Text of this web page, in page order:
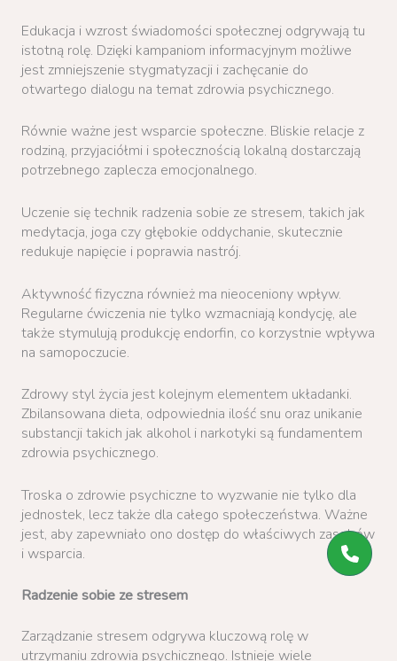
Edukacja i wzrost świadomości społecznej odgrywają tu
istotną rolę. Dzięki kampaniom informacyjnym możliwe
jest zmniejszenie stygmatyzacji i zachęcanie do
otwartego dialogu na temat zdrowia psychicznego.
Równie ważne jest wsparcie społeczne. Bliskie relacje z
rodziną, przyjaciółmi i społecznością lokalną dostarczają
potrzebnego zaplecza emocjonalnego.
Uczenie się technik radzenia sobie ze stresem, takich jak
medytacja, joga czy głębokie oddychanie, skutecznie
redukuje napięcie i poprawia nastrój.
Aktywność fizyczna również ma nieoceniony wpływ.
Regularne ćwiczenia nie tylko wzmacniają kondycję, ale
także stymulują produkcję endorfin, co korzystnie wpływa
na samopoczucie.
Zdrowy styl życia jest kolejnym elementem układanki.
Zbilansowana dieta, odpowiednia ilość snu oraz unikanie
substancji takich jak alkohol i narkotyki są fundamentem
zdrowia psychicznego.
Troska o zdrowie psychiczne to wyzwanie nie tylko dla
jednostek, lecz także dla całego społeczeństwa. Ważne
jest, aby zapewniało ono dostęp do właściwych zasobów
i wsparcia.
Radzenie sobie ze stresem
Zarządzanie stresem odgrywa kluczową rolę w
utrzymaniu zdrowia psychicznego. Istnieje wiele